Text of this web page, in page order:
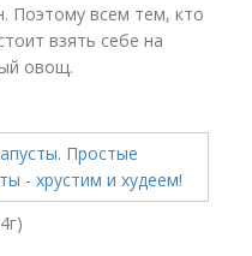
Поэтому всем тем, кто
взять себе на
овощ.